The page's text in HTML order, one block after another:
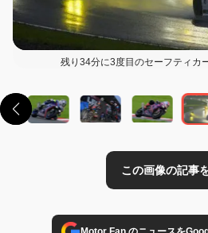
残り34分に3度目のセーフティカ
この画像の記事を読む